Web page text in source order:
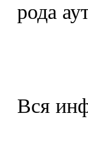
рода
Вся